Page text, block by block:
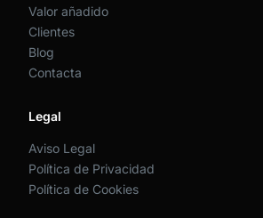
Valor añadido
Clientes
Blog
Contacta
Legal
Aviso Legal
Política de Privacidad
Política de Cookies